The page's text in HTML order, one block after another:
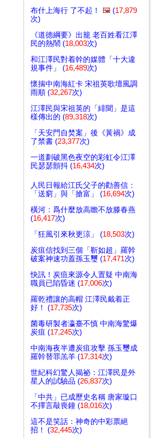
布什上海行 了不起！
🖼️ (17,879
次)
《道德綱要》出籠 老百姓看江澤
民的熱鬧 (18,003次)
和江澤民對着幹的媒體「十大違
規事件」 (16,489次)
懷揣中南海紅卡 宋祖英歌壇風調
雨順 (32,267次)
江澤民與宋祖英的「緋聞」是這
樣傳出的 (89,318次)
「天安門自焚案」後《黃禍》成
了禁書 (23,377次)
一道劃破黑色夜空的彩虹令江澤
民瑟瑟顫抖 (16,434次)
人民日報給江氏父子的勸善信：
「送窮」與「搶富」 (16,694次)
橫河：爲什麼放高瞻不放滕春燕
(16,417次)
「狂風引來秋更涼」 (18,503次)
炭疽信找到三個「靳如超」羅幹
破案神速功蓋孫玉璽 (17,471次)
快訊！炭疽來源令人置疑 中南海
職員已陷昏迷 (17,006次)
羅乾禮讓的高帽 江澤民戴着正
好！ (17,735次)
菌毒研製者瀛臺不慎 中南海驚爆
炭疽 (17,245次)
中南海夜半遭炭疽攻擊 孫玉璽成
羅幹替罪羔羊 (17,314次)
世紀科幻驚人揭祕：江澤民是外
星人的試驗品 (26,837次)
「中共」已成歷史名稱 唐家璇口
不擇言敲喪鐘 (18,016次)
這不是笑話：神奇的中彩票絕
招！ (32,445次)